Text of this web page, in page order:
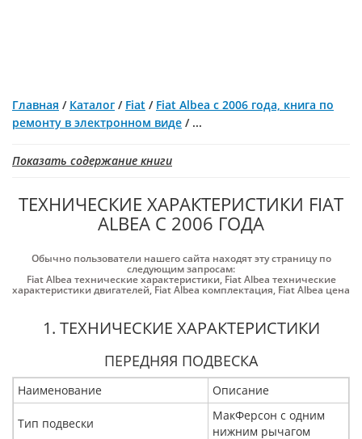
Главная / Каталог / Fiat / Fiat Albea с 2006 года, книга по
ремонту в электронном виде / ...
Показать содержание книги
ТЕХНИЧЕСКИЕ ХАРАКТЕРИСТИКИ FIAT
ALBEA С 2006 ГОДА
Обычно пользователи нашего сайта находят эту страницу по
следующим запросам:
Fiat Albea технические характеристики, Fiat Albea технические
характеристики двигателей,Fiat Albea комплектация, Fiat Albea цена
1. ТЕХНИЧЕСКИЕ ХАРАКТЕРИСТИКИ
ПЕРЕДНЯЯ ПОДВЕСКА
Наименование Описание
Тип подвески
МакФерсон с одним
нижним рычагом